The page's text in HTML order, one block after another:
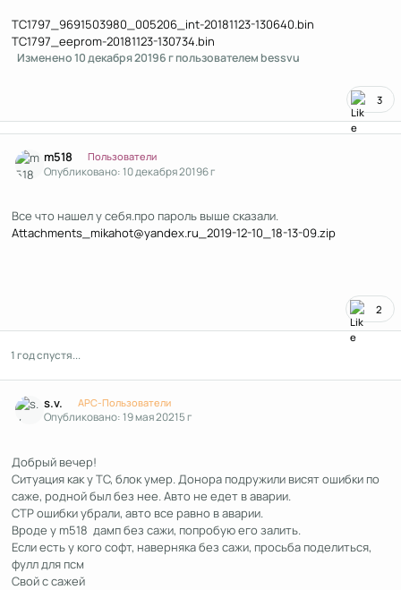
TC1797_9691503980_005206_int-20181123-130640.bin
TC1797_eeprom-20181123-130734.bin
Изменено10 декабря 20196 гпользователем bessvu
3
m518 Пользователи
Опубликовано:10 декабря 20196 г
Все что нашел у себя.про пароль выше сказали.
Attachments_mikahot@yandex.ru_2019-12-10_18-13-09.zip
2
1 год спустя...
s.v. APC-Пользователи
Опубликовано:19 мая 20215 г
Добрый вечер!
Ситуация как у ТС, блок умер. Донора подружили висят ошибки по
саже, родной был без нее. Авто не едет в аварии.
СТР ошибки убрали, авто все равно в аварии.
Вроде у m518 дамп без сажи, попробую его залить.
Если есть у кого софт, наверняка без сажи, просьба поделиться,
фулл для псм
Свой с сажей